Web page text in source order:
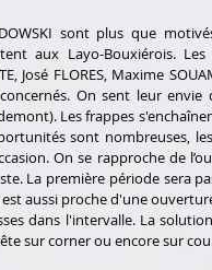
sont plus que
aux Layo-Bouxiérois.
José FLORES, Maxime
On sent leur
Les frappes
sont nombreuses,
On se rapproche de
La première période sera
aussi proche d'une
dans l'intervalle. La
sur corner ou encore sur